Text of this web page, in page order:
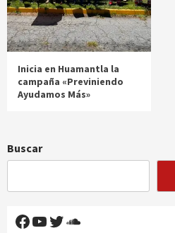
Inicia en Huamantla la
campaña «Previniendo
Ayudamos Más»
Buscar
Facebook
YouTube
Twitter
SoundCloud